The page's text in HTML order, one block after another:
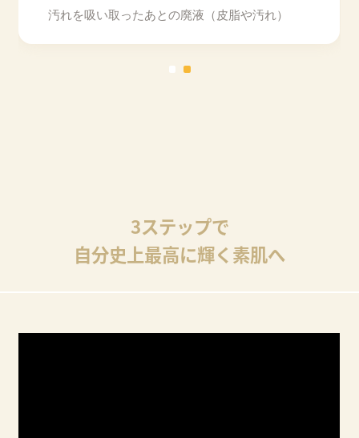
汚れを吸い取ったあとの廃液（皮脂や汚れ）
3ステップで
自分史上最高に輝く素肌へ